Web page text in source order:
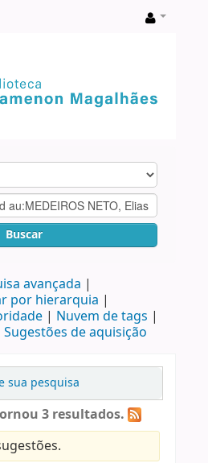
Buscar
avançada
por hierarquia
Nuvem de tags
Sugestões de aquisição
sua pesquisa
3 resultados.